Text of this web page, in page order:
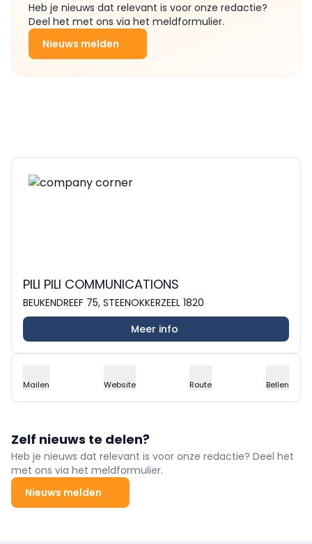
Heb je nieuws dat relevant is voor onze redactie?
Deel het met ons via het meldformulier.
Nieuws melden
PILI PILI COMMUNICATIONS
BEUKENDREEF 75, STEENOKKERZEEL 1820
Meer info
Mailen Website Route Bellen
Zelf nieuws te delen?
Heb je nieuws dat relevant is voor onze redactie? Deel het
met ons via het meldformulier.
Nieuws melden